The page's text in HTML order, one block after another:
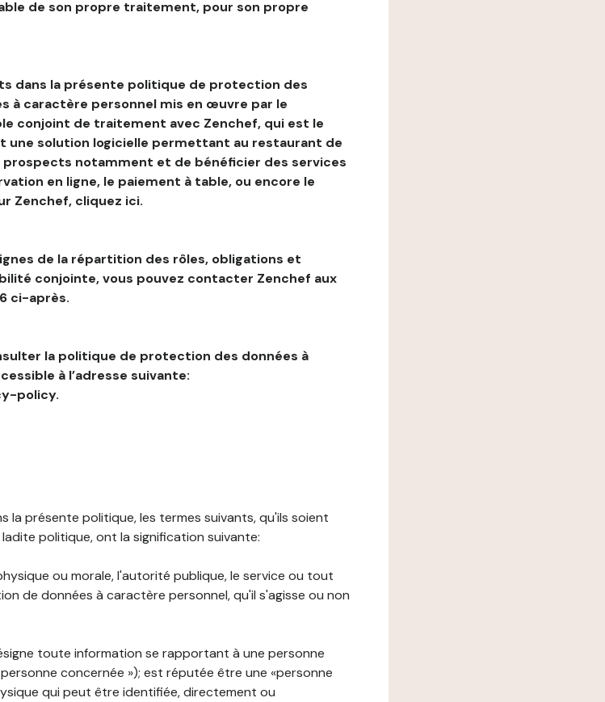
de son propre traitement, pour son propre
dans la présente politique de protection des
à caractère personnel mis en œuvre par le
conjoint de traitement avec Zenchef, qui est le
solution logicielle permettant au restaurant de
notamment et de bénéficier des services
en ligne, le paiement à table, ou encore le
Zenchef, cliquez ici.
de la répartition des rôles, obligations et
conjointe, vous pouvez contacter Zenchef aux
ci-après.
la politique de protection des données à
à l’adresse suivante:
policy.
la présente politique, les termes suivants, qu'ils soient
politique, ont la signification suivante:
ou morale, l'autorité publique, le service ou tout
de données à caractère personnel, qu'il s'agisse ou non
toute information se rapportant à une personne
concernée »); est réputée être une «personne
qui peut être identifiée, directement ou